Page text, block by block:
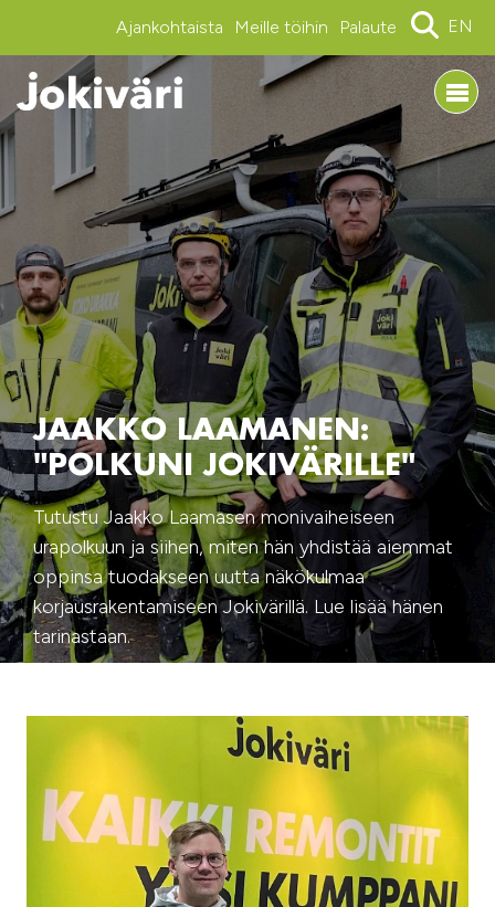
Ajankohtaista Meille töihin Palaute EN
JAAKKO LAAMANEN:
"POLKUNI JOKIVÄRILLE"
Tutustu Jaakko Laamasen monivaiheiseen
urapolkuun ja siihen, miten hän yhdistää aiemmat
oppinsa tuodakseen uutta näkökulmaa
korjausrakentamiseen Jokivärillä. Lue lisää hänen
tarinastaan.